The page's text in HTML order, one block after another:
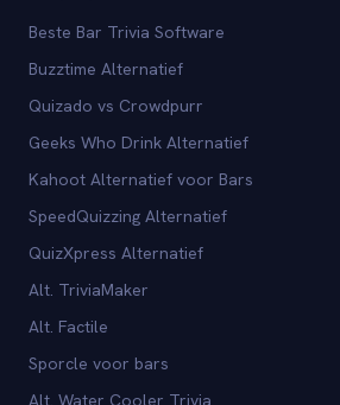
Beste Bar Trivia Software
Buzztime Alternatief
Quizado vs Crowdpurr
Geeks Who Drink Alternatief
Kahoot Alternatief voor Bars
SpeedQuizzing Alternatief
QuizXpress Alternatief
Alt. TriviaMaker
Alt. Factile
Sporcle voor bars
Alt. Water Cooler Trivia